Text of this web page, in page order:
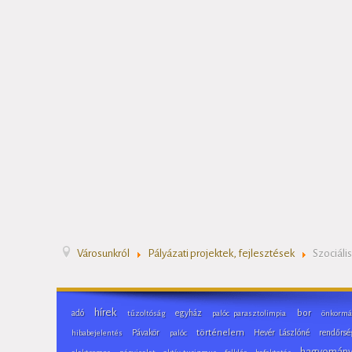
Városunkról Pályázati projektek, fejlesztések
adó hírek tűzoltóság egyház palóc parasztolimpia bor
hibabejelentés Pávakör palóc történelem Hevér Lászlóné